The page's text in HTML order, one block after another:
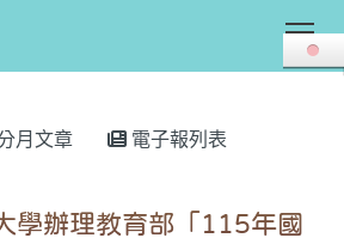
月文章 電子報列表
學辦理教育部「115年國